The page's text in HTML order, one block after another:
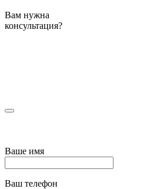
Вам нужна
консультация?
Ваше имя
Ваш телефон